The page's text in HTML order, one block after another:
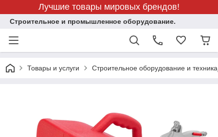
Лучшие товары мировых брендов!
Строительное и промышленное оборудование.
Товары и услуги Строительное оборудование и